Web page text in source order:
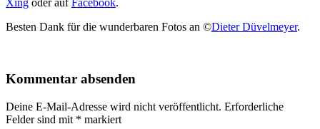
Xing oder aufFacebook.
Besten Dank für die wunderbaren Fotos an ©Dieter Düvelmeyer.
Kommentar absenden
Deine E-Mail-Adresse wird nicht veröffentlicht. Erforderliche
Felder sind mit * markiert